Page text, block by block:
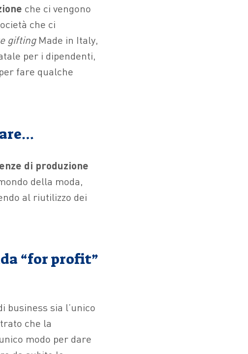
che ci vengono
che ci
giftingMade in Italy,
per i dipendenti,
fare qualche
di produzione
della moda,
al riutilizzo dei
“for profit”
business sia l’unico
che la
modo per dare